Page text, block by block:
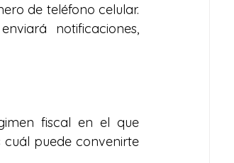
de teléfono celular.
notificaciones,
fiscal en el que
cuál puede convenirte